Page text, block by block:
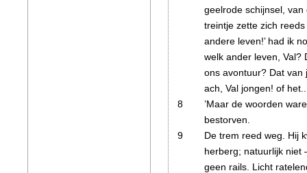
geelrode schijnsel, van
treintje zette zich reeds
andere leven!’ had ik
welk ander leven, Val?
ons avontuur? Dat van
ach, Val jongen! of
8
’Maar de woorden
bestorven.
9
De trem reed weg. Hij
herberg; natuurlijk niet
geen rails. Licht